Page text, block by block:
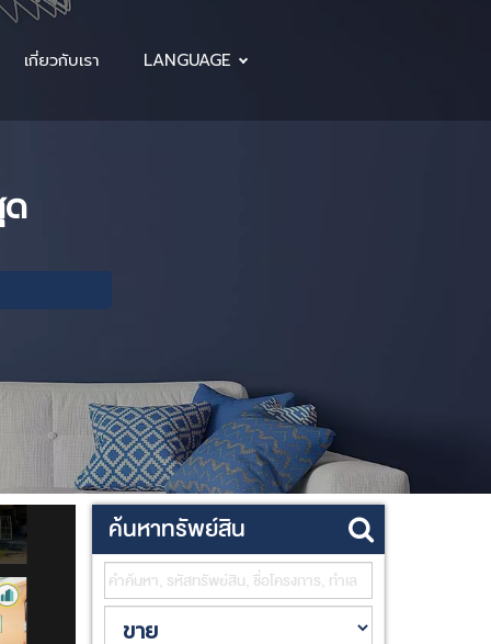
เกี่ยวกับเรา LANGUAGE
ค้นหาทรัพย์สิน